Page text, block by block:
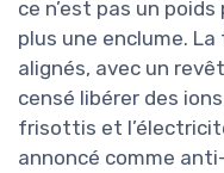
ce n’est pas un
plus une enclume.
alignés, avec un
censé libérer des
frisottis et
annoncé comme